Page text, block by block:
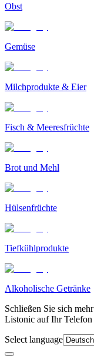
Obst
Gemüse
Milchprodukte & Eier
Fisch & Meeresfrüchte
Brot und Mehl
Hülsenfrüchte
Tiefkühlprodukte
Alkoholische Getränke
Schließen Sie sich
Listonic auf Ihr Telefon
Select language